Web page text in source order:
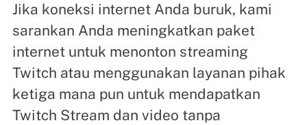
Jika koneksi internet Anda buruk, kami
sarankan Anda meningkatkan paket
internet untuk menonton streaming
Twitch atau menggunakan layanan pihak
ketiga mana pun untuk mendapatkan
Twitch Stream dan video tanpa